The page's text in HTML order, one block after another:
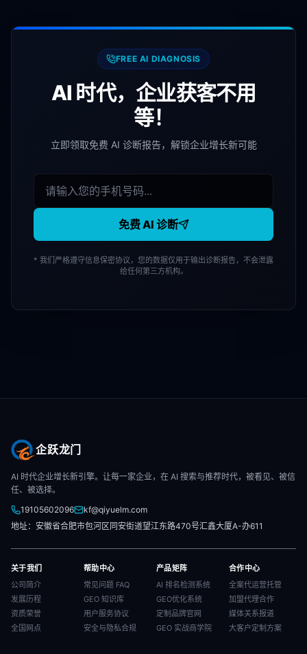
FREE AI DIAGNOSIS
AI 时代，企业获客不用
等！
立即领取免费 AI 诊断报告，解锁企业增长新可能
免费 AI 诊断
* 我们严格遵守信息保密协议，您的数据仅用于输出诊断报告，不会泄露
给任何第三方机构。
企跃龙门
AI 时代企业增长新引擎。让每一家企业，在 AI 搜索与推荐时代，被看见、被信
任、被选择。
19105602096
kf@qiyuelm.com
地址：安徽省合肥市包河区同安街道望江东路470号汇鑫大厦A-办611
关于我们
公司简介
发展历程
资质荣誉
全国网点
帮助中心
常见问题 FAQ
GEO 知识库
用户服务协议
安全与隐私合规
产品矩阵
AI 排名检测系统
GEO优化系统
定制品牌官网
GEO 实战商学院
合作中心
全案代运营托管
加盟代理合作
媒体关系报道
大客户定制方案